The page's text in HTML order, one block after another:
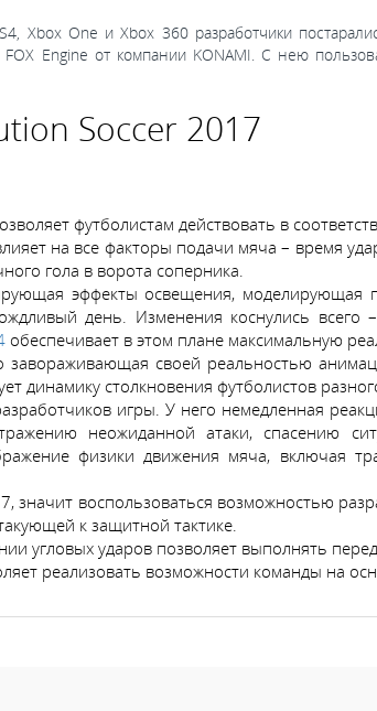
Xbox One и Xbox 360 разработчики
Engine от компании KONAMI. С нею
Soccer 2017
футболистам действовать в
на все факторы подачи мяча – время
гола в ворота соперника.
эффекты освещения, моделирующая
день. Изменения коснулись всего
обеспечивает в этом плане максимальную
завораживающая своей реальностью
динамику столкновения футболистов
игры. У него немедленная
неожиданной атаки, спасению
физики движения мяча, включая
значит воспользоваться возможностью
к защитной тактике.
угловых ударов позволяет выполнять
реализовать возможности команды на